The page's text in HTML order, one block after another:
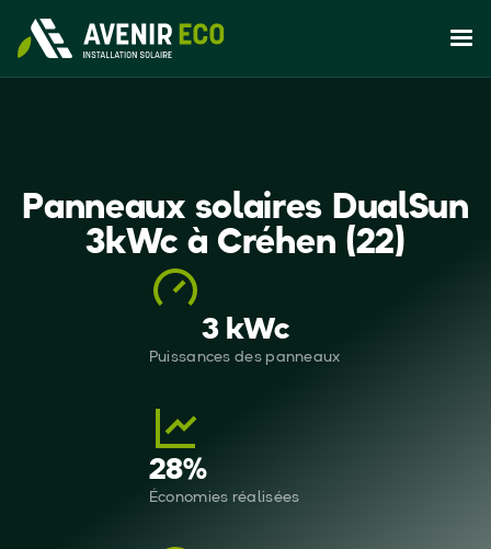
Panneaux solaires DualSun
3kWc à Créhen (22)
3 kWc
Puissances des panneaux
28%
Économies réalisées